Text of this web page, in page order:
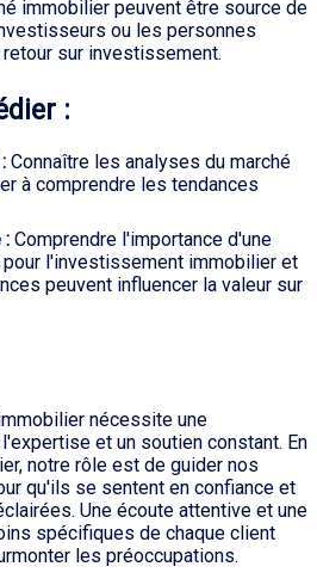
immobilier peuvent être source de
ou les personnes
sur investissement.
:
Connaître les analyses du marché
à comprendre les tendances
: Comprendre l'importance d'une
l'investissement immobilier et
peuvent influencer la valeur sur
nécessite une
et un soutien constant. En
notre rôle est de guider nos
qu'ils se sentent en confiance et
Une écoute attentive et une
spécifiques de chaque client
les préoccupations.